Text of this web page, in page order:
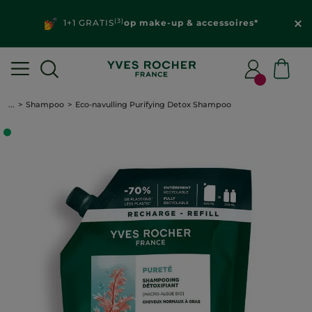
1+1 GRATIS(3)op make-up & accessoires*
... Shampoo Eco-navulling Purifying Detox Shampoo